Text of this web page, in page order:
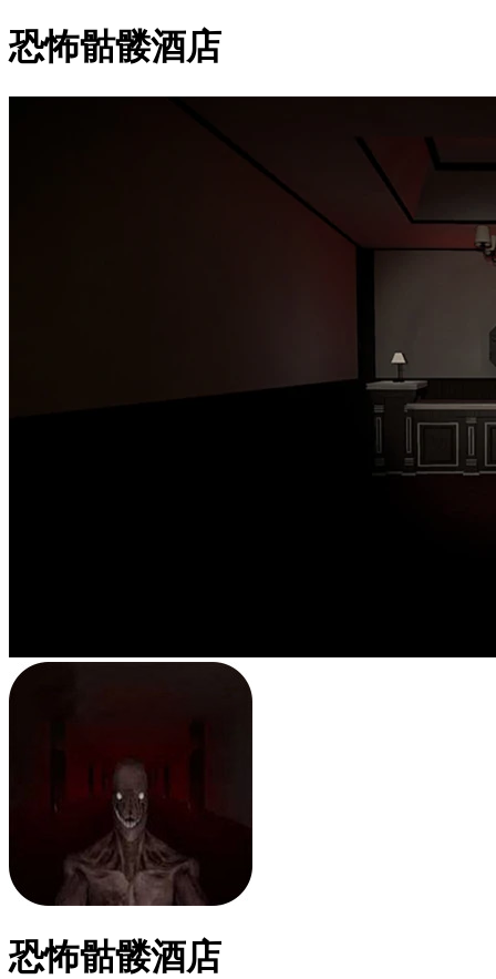
恐怖骷髅酒店
恐怖骷髅酒店